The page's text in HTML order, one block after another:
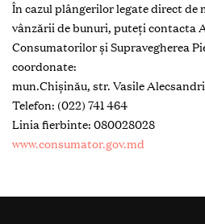
În cazul plângerilor legate direct de
vânzării de bunuri, puteți contacta
Consumatorilor și Supravegherea
coordonate:
mun.Chișinău, str. Vasile Alecsandri
Telefon: (022) 741 464
Linia fierbinte: 080028028
www.consumator.gov.md